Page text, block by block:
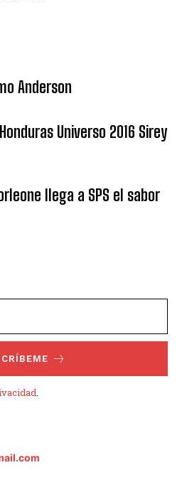
Anderson
Universo 2016 Sirey
llega a SPS el sabor
.